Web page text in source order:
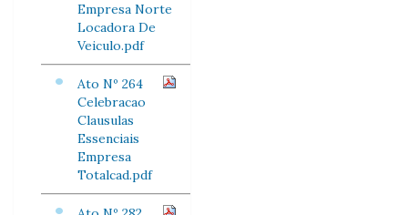
Empresa Norte
Locadora De
Veiculo.pdf
Ato Nº 264
Celebracao
Clausulas
Essenciais
Empresa
Totalcad.pdf